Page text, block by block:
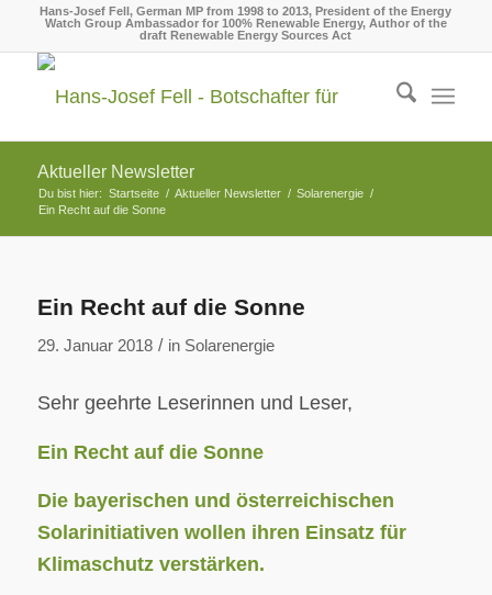
Hans-Josef Fell, German MP from 1998 to 2013, President of the Energy
Watch Group Ambassador for 100% Renewable Energy, Author of the
draft Renewable Energy Sources Act
Aktueller Newsletter
Du bist hier: Startseite / Aktueller Newsletter / Solarenergie /
Ein Recht auf die Sonne
Ein Recht auf die Sonne
29. Januar 2018 / in Solarenergie
Sehr geehrte Leserinnen und Leser,
Ein Recht auf die Sonne
Die bayerischen und österreichischen
Solarinitiativen wollen ihren Einsatz für
Klimaschutz verstärken.